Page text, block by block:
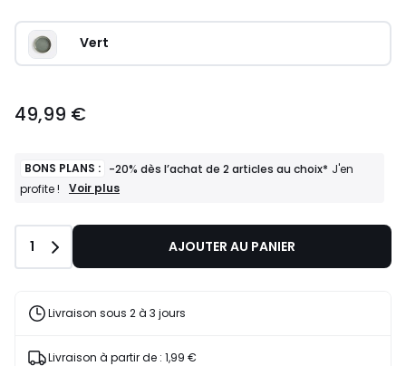
Vert
49,99 €
BONS PLANS : -20% dès l’achat de 2 articles au choix* J'en
profite !
BONS
-20%
l’achat
articles
J'en
Voir plus
Quantité
1 AJOUTER AU PANIER
Livraison sous 2 à 3 jours
Livraison à partir de : 1,99 €